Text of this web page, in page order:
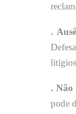
.
litígios
. Não
pode